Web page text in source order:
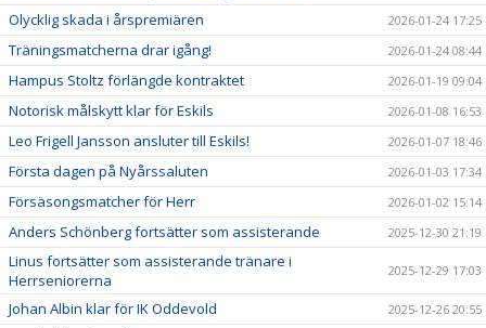
Olycklig skada i årspremiären 2026-01-24 17:25
Träningsmatcherna drar igång! 2026-01-24 08:44
Hampus Stoltz förlängde kontraktet 2026-01-19 09:04
Notorisk målskytt klar för Eskils 2026-01-08 16:53
Leo Frigell Jansson ansluter till Eskils! 2026-01-07 18:46
Första dagen på Nyårssaluten 2026-01-03 17:34
Försäsongsmatcher för Herr 2026-01-02 15:14
Anders Schönberg fortsätter som assisterande 2025-12-30 21:19
Linus fortsätter som assisterande tränare i
Herrseniorerna
2025-12-29 17:03
Johan Albin klar för IK Oddevold 2025-12-26 20:55